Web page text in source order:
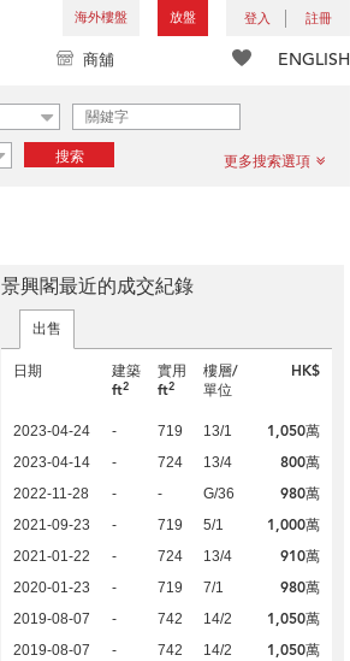
海外樓盤 放盤 登入 註冊
ENGLISH
商舖
搜索 更多搜索選項
景興閣最近的成交紀錄
出售
日期
建築
ft2
實用
ft2
樓層/
單位
HK$
2023-04-24 - 719 13/1 1,050萬
2023-04-14 - 724 13/4 800萬
2022-11-28 - - G/36 980萬
2021-09-23 - 719 5/1 1,000萬
2021-01-22 - 724 13/4 910萬
2020-01-23 - 719 7/1 980萬
2019-08-07 - 742 14/2 1,050萬
2019-08-07 - 742 14/2 1,050萬